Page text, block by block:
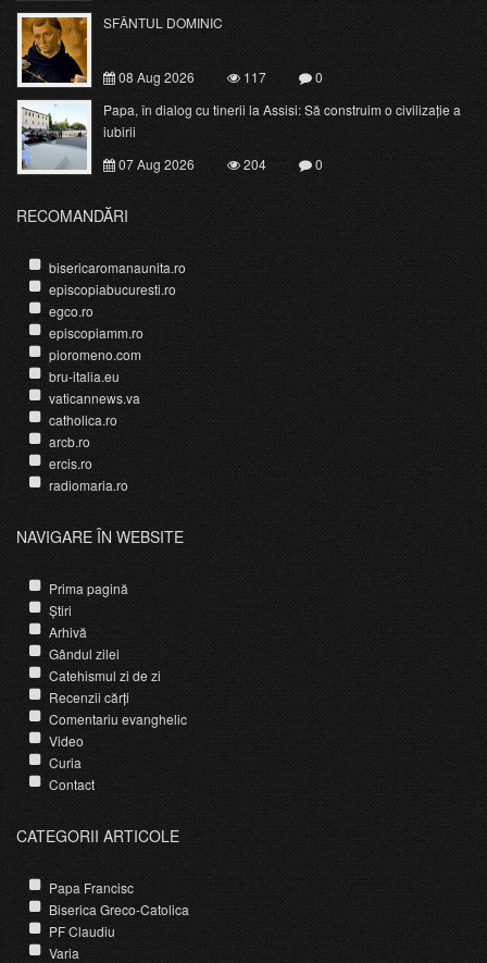
SFÂNTUL DOMINIC
08 Aug 2026 117
0
Papa, în dialog cu tinerii la Assisi: Să construim o civilizație a
iubirii
07 Aug 2026
204 0
RECOMANDĂRI
bisericaromanaunita.ro
episcopiabucuresti.ro
egco.ro
episcopiamm.ro
pioromeno.com
bru-italia.eu
vaticannews.va
catholica.ro
arcb.ro
ercis.ro
radiomaria.ro
NAVIGARE ÎN WEBSITE
Prima pagină
Știri
Arhivă
Gândul zilei
Catehismul zi de zi
Recenzii cărți
Comentariu evanghelic
Video
Curia
Contact
CATEGORII ARTICOLE
Papa Francisc
Biserica Greco-Catolica
PF Claudiu
Varia